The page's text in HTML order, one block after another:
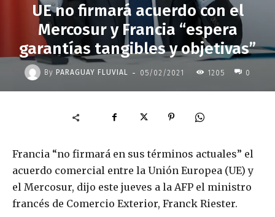
UE no firmará acuerdo con el
Mercosur y Francia “espera
garantías tangibles y objetivas”
By PARAGUAY FLUVIAL - 05/02/2021 1205 0
Francia “no firmará en sus términos actuales” el
acuerdo comercial entre la Unión Europea (UE) y
el Mercosur, dijo este jueves a la AFP el ministro
francés de Comercio Exterior, Franck Riester.